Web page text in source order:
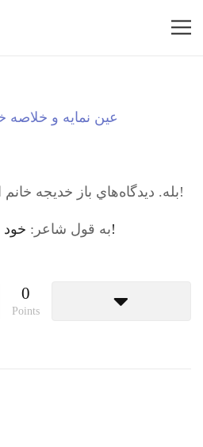
بله. ديدگاه‌هاي باز خديجه خانم از چهره‌شان هم پيداست!
به قول شاعر:خود همي‌پيداست از زانوي تو!
0
Points